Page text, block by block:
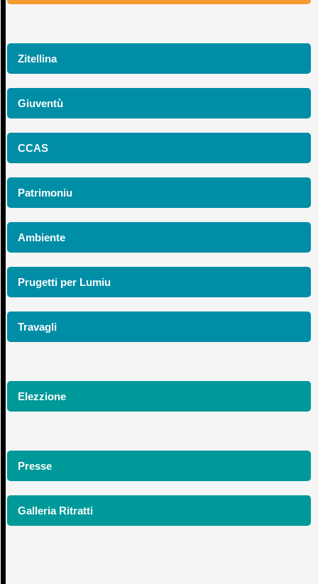
Zitellina
Giuventù
CCAS
Patrimoniu
Ambiente
Prugetti per Lumiu
Travagli
Elezzione
Presse
Galleria Ritratti